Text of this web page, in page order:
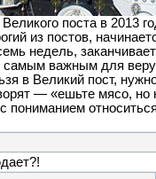
поста в 2013
из постов,
недель,
самым важным для
в Великий пост,
— «ешьте мясо, но
пониманием